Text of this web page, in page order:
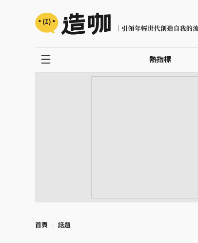
熱指標
首頁 話題